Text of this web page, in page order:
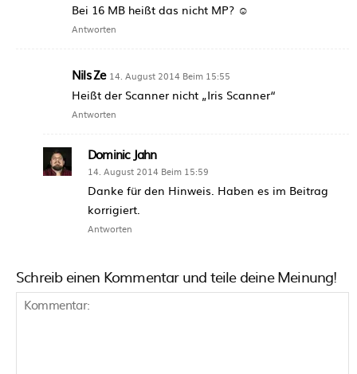
Bei 16 MB heißt das nicht MP? ☺
Antworten
Nils Ze 14. August 2014 Beim 15:55
Heißt der Scanner nicht „Iris Scanner“
Antworten
Dominic Jahn
14. August 2014 Beim 15:59
Danke für den Hinweis. Haben es im Beitrag
korrigiert.
Antworten
Schreib einen Kommentar und teile deine Meinung!